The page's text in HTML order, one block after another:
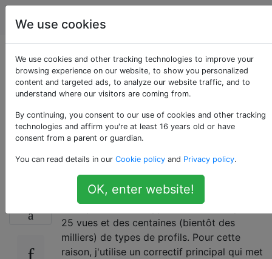
Drupal
Stratégies
d'effacement de la
mémoire cache pour
les grands sites?
Un de mes sites Drupal 7 a des milliers de
champs, un tas de types de contenu, plus de
25 vues et des centaines (bientôt des
milliers) de types de profils. Pour cette
raison, j'utilise un correctif principal qui met
We use cookies
We use cookies and other tracking technologies to improve your
browsing experience on our website, to show you personalized
content and targeted ads, to analyze our website traffic, and to
understand where our visitors are coming from.
By continuing, you consent to our use of cookies and other tracking
technologies and affirm you're at least 16 years old or have
consent from a parent or guardian.
You can read details in our Cookie policy and Privacy policy.
OK, enter website!